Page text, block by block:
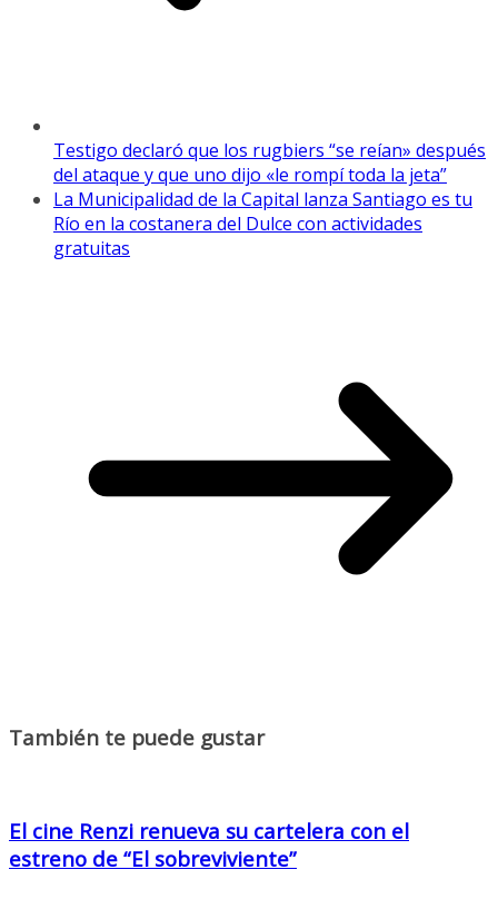
Testigo declaró que los rugbiers “se reían» después
del ataque y que uno dijo «le rompí toda la jeta”
La Municipalidad de la Capital lanza Santiago es tu
Río en la costanera del Dulce con actividades
gratuitas
También te puede gustar
El cine Renzi renueva su cartelera con el
estreno de “El sobreviviente”